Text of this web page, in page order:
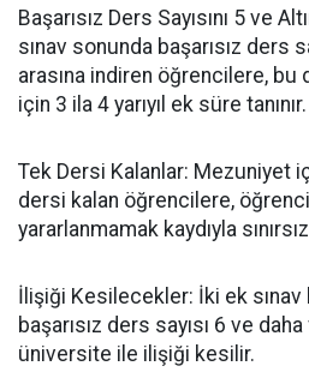
​Başarısız Ders Sayısını 5 ve
sınav sonunda başarısız ders
arasına indiren öğrencilere,
için 3 ila 4 yarıyıl ek süre tanınır.
​Tek Dersi Kalanlar: Mezuniyet
dersi kalan öğrencilere,
yararlanmamak kaydıyla
​İlişiği Kesilecekler: İki ek sınav
başarısız ders sayısı 6 ve
üniversite ile ilişiği kesilir.